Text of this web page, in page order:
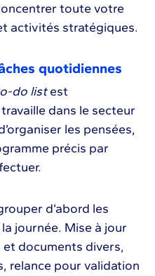
toute votre
activités stratégiques.
quotidiennes
do listest
dans le secteur
les pensées,
précis par
d’abord les
journée. Mise à jour
documents divers,
relance pour validation